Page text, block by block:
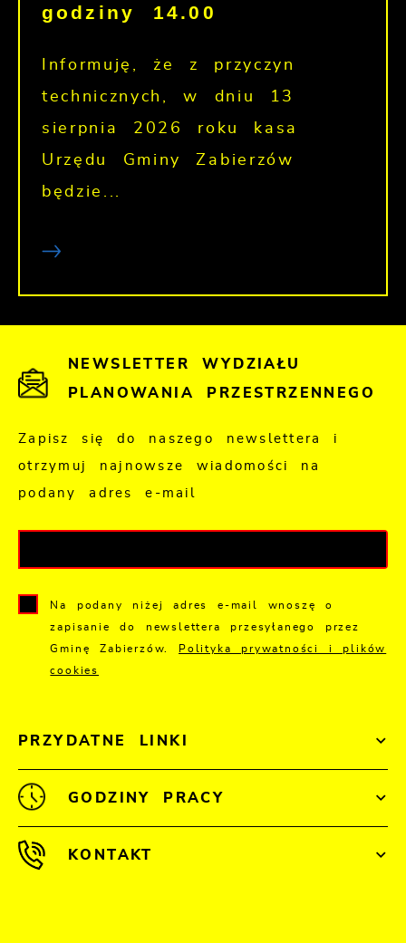
godziny 14.00
Informuję, że z przyczyn
technicznych, w dniu 13
sierpnia 2026 roku kasa
Urzędu Gminy Zabierzów
będzie...
PRZYDATNE LINKI
NEWSLETTER WYDZIAŁU
PLANOWANIA PRZESTRZENNEGO
Zapisz się do naszego newslettera i
otrzymuj najnowsze wiadomości na
podany adres e-mail
Na podany niżej adres e-mail wnoszę o
zapisanie do newslettera przesyłanego przez
Gminę Zabierzów.
Polityka prywatności i plików
cookies
GODZINY PRACY
KONTAKT